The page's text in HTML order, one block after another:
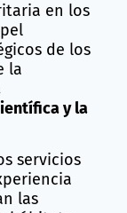
en los
de los
la
y la
servicios
las